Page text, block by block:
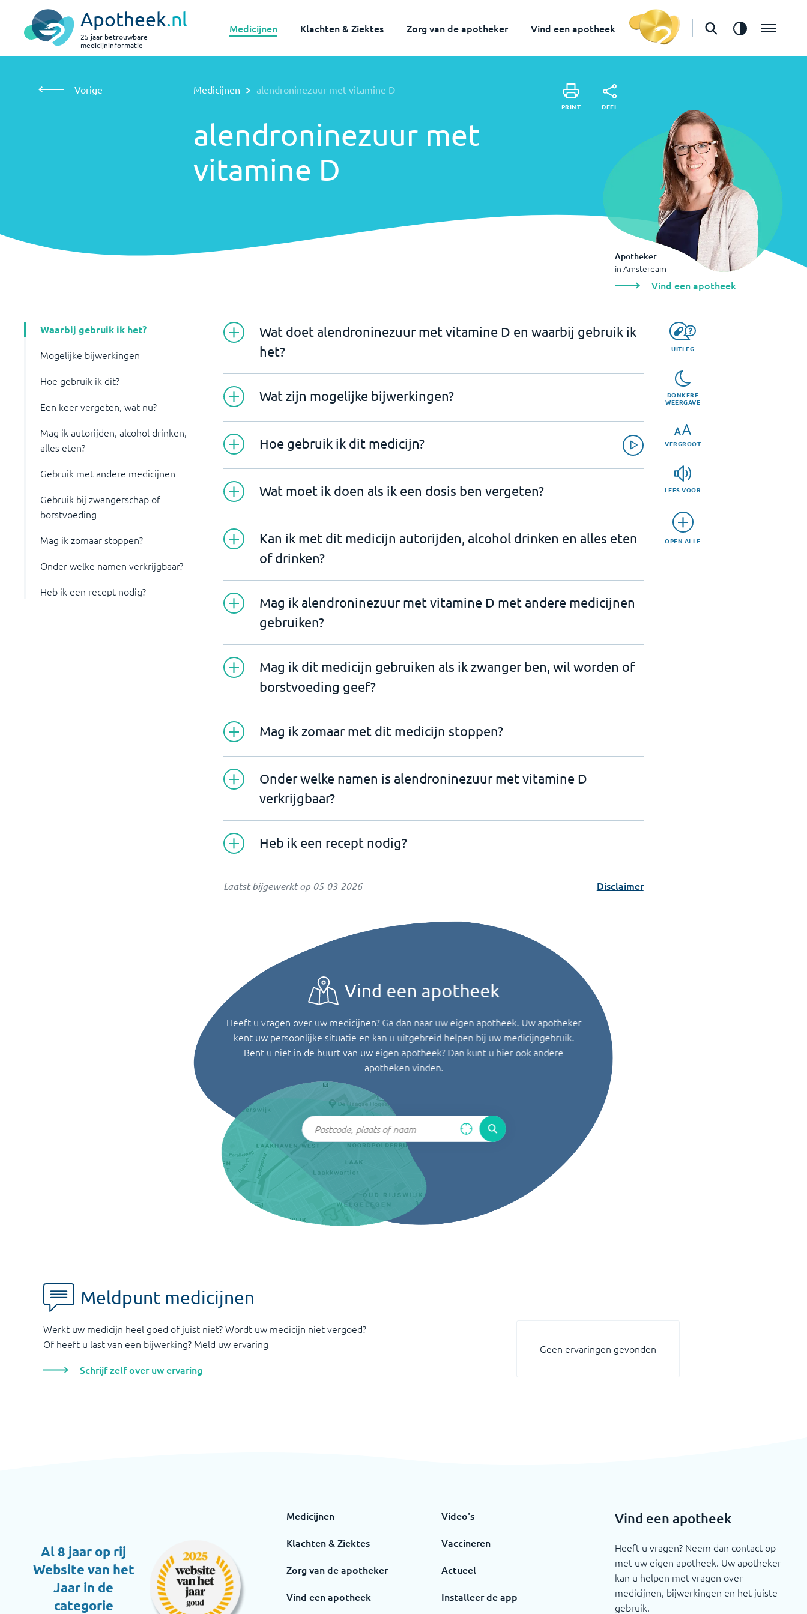
Apotheek.nl
25 jaar betrouwbare
medicijninformatie
Medicijnen Klachten & Ziektes Zorg van de apotheker Vind een apotheek
alendroninezuur
Amsterdam
Vind een apotheek
Vorige Medicijnen alendroninezuur met vitamine D
alendroninezuur met
vitamine D
PRINT DEEL
Apotheker
in Amsterdam
Vind een apotheek
Waarbij gebruik ik het?
Mogelijke bijwerkingen
Hoe gebruik ik dit?
Een keer vergeten, wat nu?
Mag ik autorijden, alcohol drinken,
alles eten?
Gebruik met andere medicijnen
Gebruik bij zwangerschap of
borstvoeding
Mag ik zomaar stoppen?
Onder welke namen verkrijgbaar?
Heb ik een recept nodig?
UITLEG
DONKERE
WEERGAVE
VERGROOT
LEES VOOR
OPEN ALLE
Wat doet alendroninezuur met vitamine D en waarbij gebruik ik
het?
Wat zijn mogelijke bijwerkingen?
Hoe gebruik ik dit medicijn?
Wat moet ik doen als ik een dosis ben vergeten?
Kan ik met dit medicijn autorijden, alcohol drinken en alles eten
of drinken?
Mag ik alendroninezuur met vitamine D met andere medicijnen
gebruiken?
Mag ik dit medicijn gebruiken als ik zwanger ben, wil worden of
borstvoeding geef?
Mag ik zomaar met dit medicijn stoppen?
Onder welke namen is alendroninezuur met vitamine D
verkrijgbaar?
Heb ik een recept nodig?
Laatst bijgewerkt op 05-03-2026 Disclaimer
Vind een apotheek
Heeft u vragen over uw medicijnen? Ga dan naar uw eigen apotheek. Uw apotheker
kent uw persoonlijke situatie en kan u uitgebreid helpen bij uw medicijngebruik.
Bent u niet in de buurt van uw eigen apotheek? Dan kunt u hier ook andere
apotheken vinden.
Meldpunt medicijnen
Werkt uw medicijn heel goed of juist niet? Wordt uw medicijn niet vergoed?
Of heeft u last van een bijwerking? Meld uw ervaring
Schrijf zelf over uw ervaring
Geen ervaringen gevonden
Al 8 jaar op rij
Website van het
Jaar in de
categorie
Medicijnen
Klachten & Ziektes
Zorg van de apotheker
Vind een apotheek
Video's
Vaccineren
Actueel
Installeer de app
Vind een apotheek
Heeft u vragen? Neem dan contact op
met uw eigen apotheek. Uw apotheker
kan u helpen met vragen over
medicijnen, bijwerkingen en het juiste
gebruik.